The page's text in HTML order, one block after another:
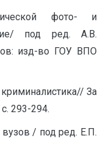
фото- и
под ред. А.В.
изд-во ГОУ ВПО
За
293-294.
/ под ред. Е.П.